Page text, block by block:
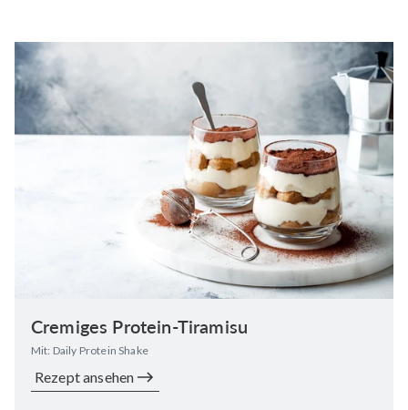
Cremiges Protein-Tiramisu
Mit: Daily Protein Shake
Rezept ansehen